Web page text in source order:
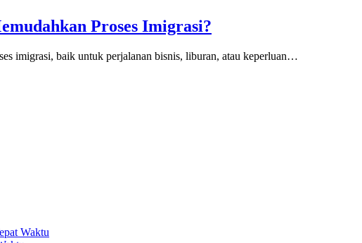
Proses Imigrasi?
imigrasi, baik untuk perjalanan bisnis, liburan, atau keperluan…
Waktu